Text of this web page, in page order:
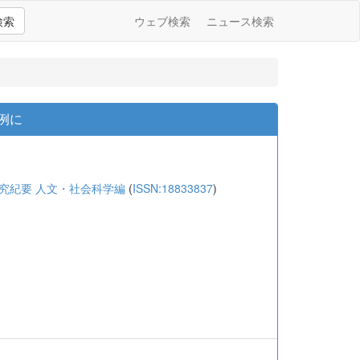
索 ウェブ検索 ニュース検索
に
紀要 人文・社会科学編 (ISSN:18833837)